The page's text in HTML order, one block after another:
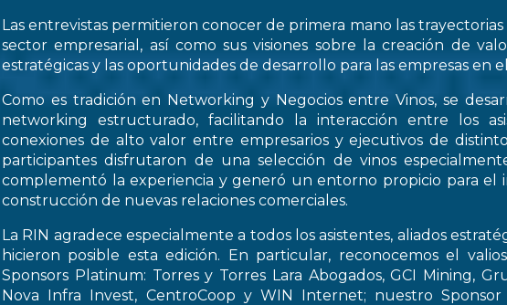
Las entrevistas permitieron conocer de primera mano las
sector empresarial, así como sus visiones sobre la creación de
estratégicas y las oportunidades de desarrollo para las empresas en
Como es tradición en Networking y Negocios entre Vinos, se
networking estructurado, facilitando la interacción entre los
conexiones de alto valor entre empresarios y ejecutivos de
participantes disfrutaron de una selección de vinos
complementó la experiencia y generó un entorno propicio para el
construcción de nuevas relaciones comerciales.
La RIN agradece especialmente a todos los asistentes, aliados
hicieron posible esta edición. En particular, reconocemos el
Sponsors Platinum: Torres y Torres Lara Abogados, GCI Mining,
Nova Infra Invest, CentroCoop y WIN Internet; nuestro